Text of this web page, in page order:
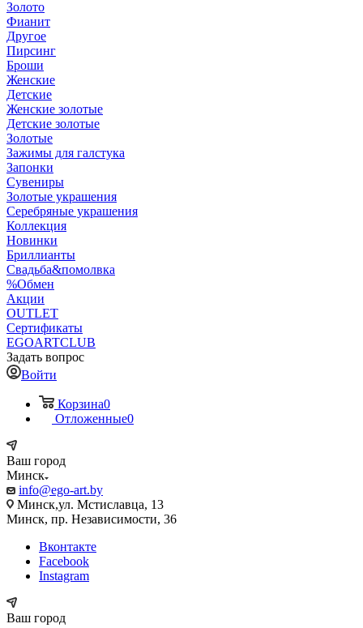
Золото
Фианит
Другое
Пирсинг
Броши
Женские
Детские
Женские золотые
Детские золотые
Золотые
Зажимы для галстука
Запонки
Сувениры
Золотые украшения
Серебряные украшения
Коллекция
Новинки
Бриллианты
Свадьба&помолвка
%Обмен
Акции
OUTLET
Сертификаты
EGOARTCLUB
Задать вопрос
Войти
Корзина0
Отложенные0
Ваш город
Минск
info@ego-art.by
Минск,ул. Мстиславца, 13
Минск, пр. Независимости, 36
Вконтакте
Facebook
Instagram
Ваш город